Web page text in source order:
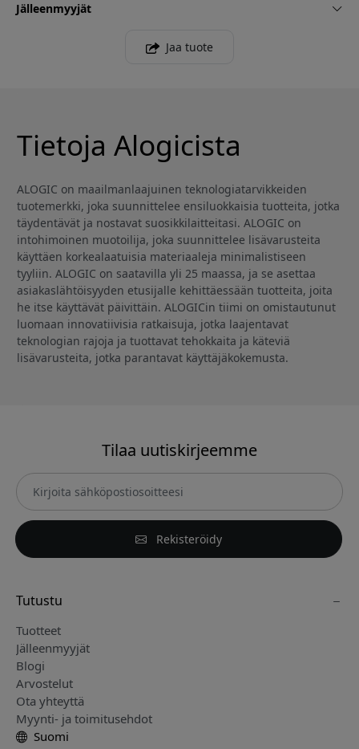
Jälleenmyyjät
Jaa tuote
Tietoja Alogicista
ALOGIC on maailmanlaajuinen teknologiatarvikkeiden
tuotemerkki, joka suunnittelee ensiluokkaisia tuotteita, jotka
täydentävät ja nostavat suosikkilaitteitasi. ALOGIC on
intohimoinen muotoilija, joka suunnittelee lisävarusteita
käyttäen korkealaatuisia materiaaleja minimalistiseen
tyyliin. ALOGIC on saatavilla yli 25 maassa, ja se asettaa
asiakaslähtöisyyden etusijalle kehittäessään tuotteita, joita
he itse käyttävät päivittäin. ALOGICin tiimi on omistautunut
luomaan innovatiivisia ratkaisuja, jotka laajentavat
teknologian rajoja ja tuottavat tehokkaita ja käteviä
lisävarusteita, jotka parantavat käyttäjäkokemusta.
Tilaa uutiskirjeemme
Rekisteröidy
Tutustu
Tuotteet
Jälleenmyyjät
Blogi
Arvostelut
Ota yhteyttä
Myynti- ja toimitusehdot
Suomi